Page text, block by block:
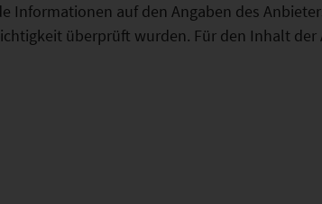
Informationen auf den Angaben des
überprüft wurden. Für den Inhalt der